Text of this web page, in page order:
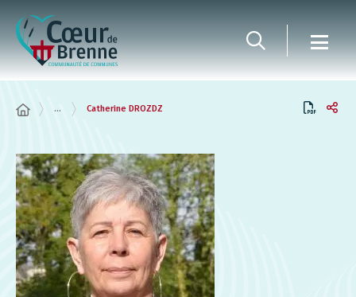
... Catherine DROZDZ